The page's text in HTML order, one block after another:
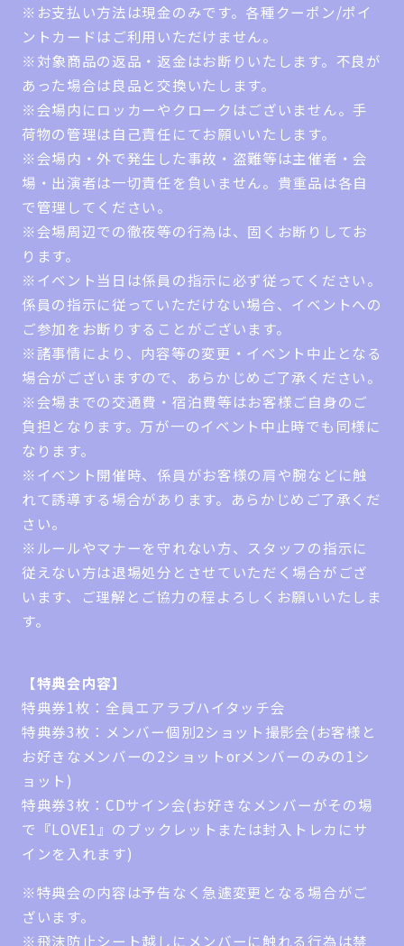
※お支払い方法は現金のみです。各種クーポン/ポイ
ントカードはご利用いただけません。
※対象商品の返品・返金はお断りいたします。不良が
あった場合は良品と交換いたします。
※会場内にロッカーやクロークはございません。手
荷物の管理は自己責任にてお願いいたします。
※会場内・外で発生した事故・盗難等は主催者・会
場・出演者は一切責任を負いません。貴重品は各自
で管理してください。
※会場周辺での徹夜等の行為は、固くお断りしてお
ります。
※イベント当日は係員の指示に必ず従ってください。
係員の指示に従っていただけない場合、イベントへの
ご参加をお断りすることがございます。
※諸事情により、内容等の変更・イベント中止となる
場合がございますので、あらかじめご了承ください。
※会場までの交通費・宿泊費等はお客様ご自身のご
負担となります。万が一のイベント中止時でも同様に
なります。
※イベント開催時、係員がお客様の肩や腕などに触
れて誘導する場合があります。あらかじめご了承くだ
さい。
※ルールやマナーを守れない方、スタッフの指示に
従えない方は退場処分とさせていただく場合がござ
います、ご理解とご協力の程よろしくお願いいたしま
す。
【特典会内容】
特典券1枚：全員エアラブハイタッチ会
特典券3枚：メンバー個別2ショット撮影会(お客様と
お好きなメンバーの2ショットorメンバーのみの1シ
ョット)
特典券3枚：CDサイン会(お好きなメンバーがその場
で『LOVE1』のブックレットまたは封入トレカにサ
インを入れます)
※特典会の内容は予告なく急遽変更となる場合がご
ざいます。
※飛沫防止シート越しにメンバーに触れる行為は禁